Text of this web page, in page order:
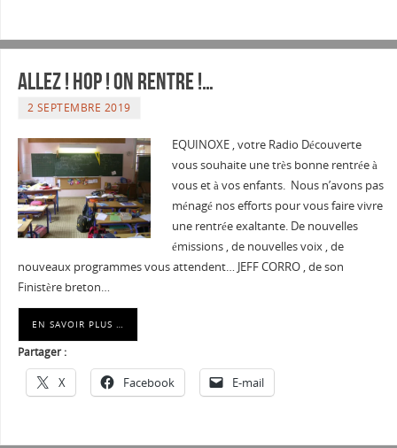
Allez ! HOP ! ON RENTRE !…
2 SEPTEMBRE 2019
EQUINOXE , votre Radio Découverte
vous souhaite une très bonne rentrée à
vous et à vos enfants. Nous n’avons pas
ménagé nos efforts pour vous faire vivre
une rentrée exaltante. De nouvelles
émissions , de nouvelles voix , de
nouveaux programmes vous attendent… JEFF CORRO , de son
Finistère breton…
EN SAVOIR PLUS …
Partager :
X Facebook E-mail